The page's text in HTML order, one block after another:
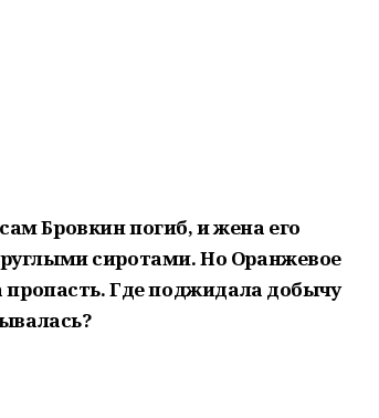
Бровкин погиб, и жена его
сиротами. Но Оранжевое
пропасть. Где поджидала добычу